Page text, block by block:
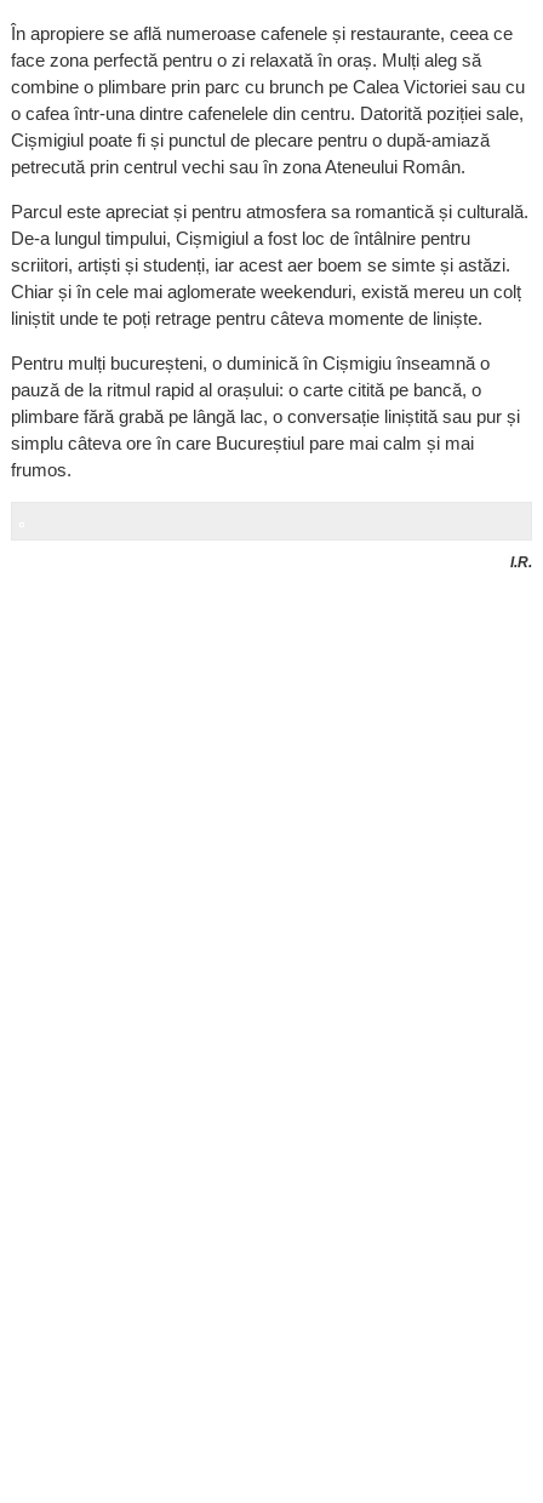
În apropiere se află numeroase cafenele și restaurante, ceea ce
face zona perfectă pentru o zi relaxată în oraș. Mulți aleg să
combine o plimbare prin parc cu brunch pe Calea Victoriei sau cu
o cafea într-una dintre cafenelele din centru. Datorită poziției sale,
Cișmigiul poate fi și punctul de plecare pentru o după-amiază
petrecută prin centrul vechi sau în zona Ateneului Român.
Parcul este apreciat și pentru atmosfera sa romantică și culturală.
De-a lungul timpului, Cișmigiul a fost loc de întâlnire pentru
scriitori, artiști și studenți, iar acest aer boem se simte și astăzi.
Chiar și în cele mai aglomerate weekenduri, există mereu un colț
liniștit unde te poți retrage pentru câteva momente de liniște.
Pentru mulți bucureșteni, o duminică în Cișmigiu înseamnă o
pauză de la ritmul rapid al orașului: o carte citită pe bancă, o
plimbare fără grabă pe lângă lac, o conversație liniștită sau pur și
simplu câteva ore în care Bucureștiul pare mai calm și mai
frumos.
I.R.